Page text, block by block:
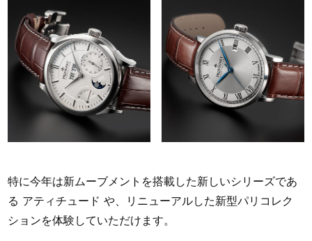
特に今年は新ムーブメントを搭載した新しいシリーズであ
る アティチュード や、リニューアルした新型パリコレク
ションを体験していただけます。